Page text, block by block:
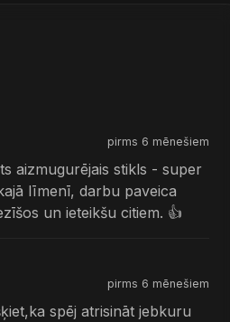
pirms 6 mēnešiem
aizmugurējais stikls - super
līmenī, darbu paveica
un ieteikšu citiem. 👍
pirms 6 mēnešiem
spēj atrisināt jebkuru